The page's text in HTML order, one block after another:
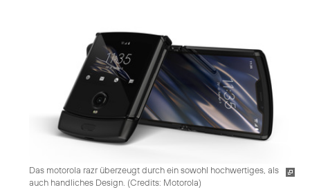
Das motorola razr überzeugt durch ein sowohl hochwertiges, als
auch handliches Design. (Credits: Motorola)